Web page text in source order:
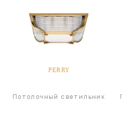
PERRY
Потолочный светильник